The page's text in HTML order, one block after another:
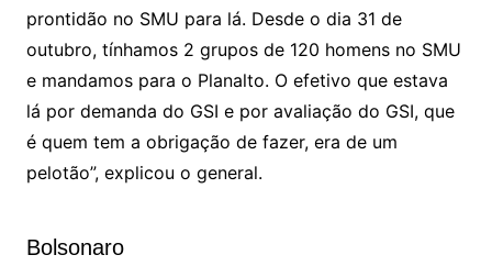
prontidão no SMU para lá. Desde o dia 31 de
outubro, tínhamos 2 grupos de 120 homens no SMU
e mandamos para o Planalto. O efetivo que estava
lá por demanda do GSI e por avaliação do GSI, que
é quem tem a obrigação de fazer, era de um
pelotão”, explicou o general.
Bolsonaro